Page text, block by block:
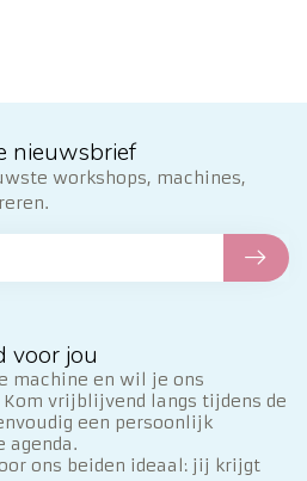
voor jou
machine en wil je ons
vrijblijvend langs tijdens de
een persoonlijk
agenda.
ons beiden ideaal: jij krijgt
nieuwsbrief
workshops, machines,